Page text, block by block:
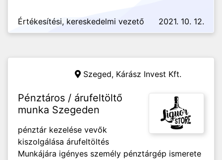
Értékesítési, kereskedelmi vezető 2021. 10. 12.
Szeged, Kárász Invest Kft.
Pénztáros / árufeltöltő
munka Szegeden
pénztár kezelése vevők
kiszolgálása árufeltöltés
Munkájára igényes személy pénztárgép ismerete